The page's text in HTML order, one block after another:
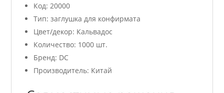
Код: 20000
Тип: заглушка для конфирмата
Цвет/декор: Кальвадос
Количество: 1000 шт.
Бренд: DC
Производитель: Китай